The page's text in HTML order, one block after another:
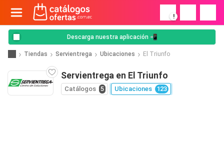
!
Descarga nuestra aplicación 📲
Tiendas Servientrega Ubicaciones El Triunfo
Servientrega en El Triunfo
Catálogos 5 Ubicaciones 123